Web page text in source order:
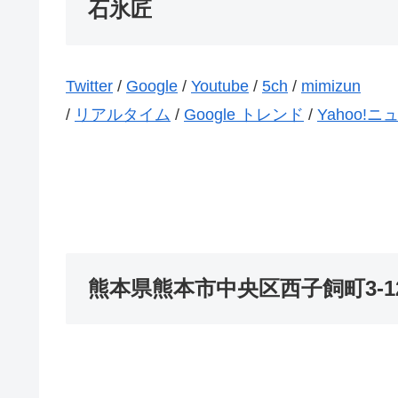
石氷匠
Twitter / Google / Youtube / 5ch / mimizun
/ リアルタイム / Google トレンド / Yahoo!ニ
熊本県熊本市中央区西子飼町3-